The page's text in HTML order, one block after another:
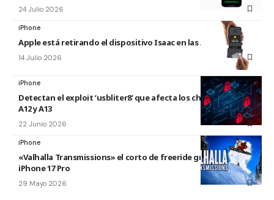
24 Julio 2026
iPhone
Apple está retirando el dispositivo Isaac en las Apple Store
14 Julio 2026
iPhone
Detectan el exploit ‘usbliter8’ que afecta los chips de Apple
A12 y A13
22 Junio 2026
iPhone
«Valhalla Transmissions» el corto de freeride grabado con el
iPhone 17 Pro
29 Mayo 2026